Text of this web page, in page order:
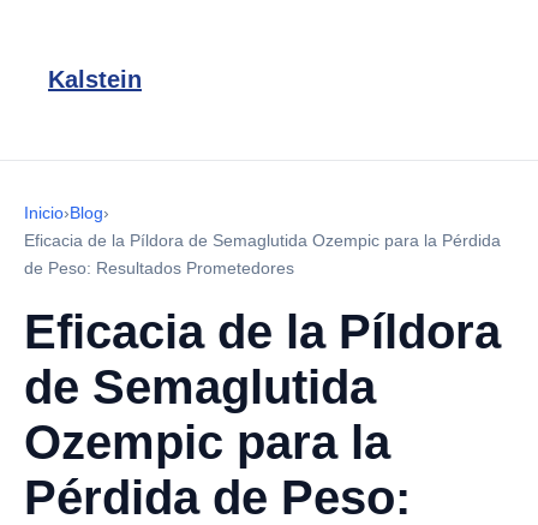
Kalstein
Inicio›Blog›
Eficacia de la Píldora de Semaglutida Ozempic para la Pérdida
de Peso: Resultados Prometedores
Eficacia de la Píldora
de Semaglutida
Ozempic para la
Pérdida de Peso: